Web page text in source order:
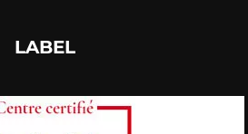
LABEL